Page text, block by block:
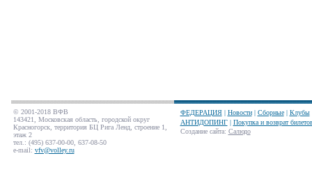
© 2001-2018 ВФВ
143421, Московская область, городской округ
Красногорск, территория БЦ Рига Ленд, строение 1,
этаж 2
тел.: (495) 637-00-00, 637-08-50
e-mail: vfv@volley.ru
ФЕДЕРАЦИЯ| Новости| Сборные| Клубы
АНТИДОПИНГ| Покупка и возврат
Создание сайта: Салюдо